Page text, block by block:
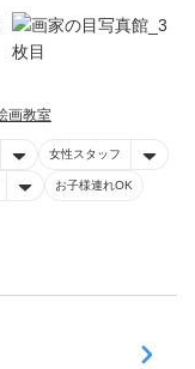
画教室
女性スタッフ
お子様連れOK